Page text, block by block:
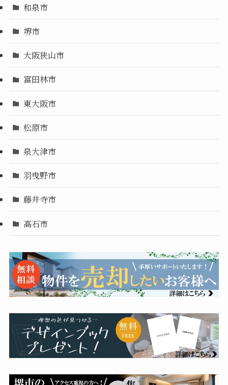
和泉市
堺市
大阪狭山市
富田林市
東大阪市
松原市
泉大津市
羽曳野市
藤井寺市
高石市